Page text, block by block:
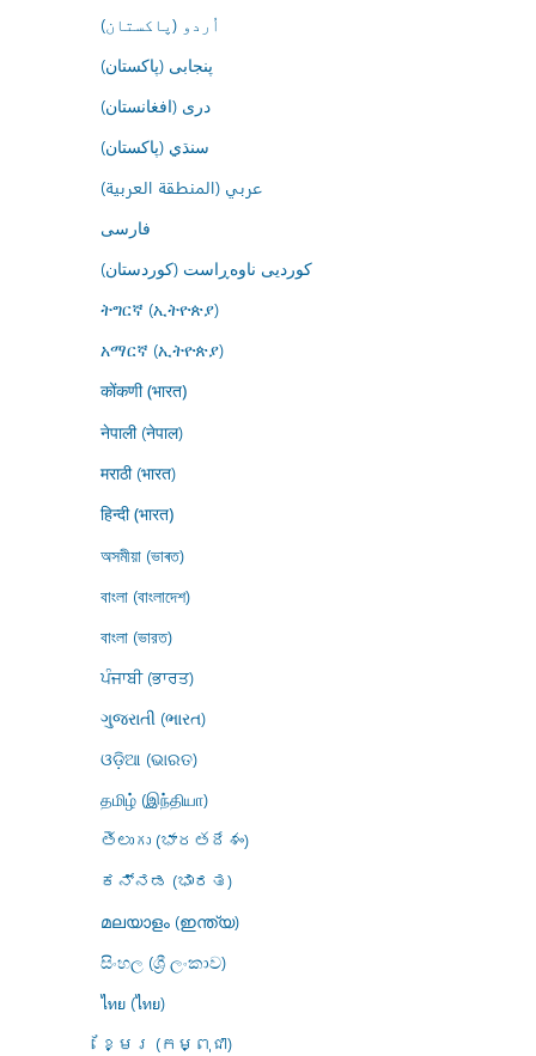
اُردو (پاکستان)
پنجابی (پاکستان)
درى (افغانستان)
سنڌي (پاکستان)
عربي (المنطقة العربية)
فارسى
کوردیی ناوەڕاست (کوردستان)
ትግርኛ (ኢትዮጵያ)
አማርኛ (ኢትዮጵያ)
कोंकणी (भारत)
नेपाली (नेपाल)
मराठी (भारत)
हिन्दी (भारत)
অসমীয়া (ভাৰত)
বাংলা (বাংলাদেশ)
বাংলা (ভারত)
ਪੰਜਾਬੀ (ਭਾਰਤ)
ગુજરાતી (ભારત)
ଓଡ଼ିଆ (ଭାରତ)
தமிழ் (இந்தியா)
తెలుగు (భారతదేశం)
ಕನ್ನಡ (ಭಾರತ)
മലയാളം (ഇന്ത്യ)
සිංහල (ශ්‍රී ලංකාව)
ไทย (ไทย)
ខ្មែរ (កម្ពុជា)